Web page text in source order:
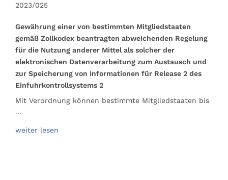
2023/025
Gewährung einer von bestimmten Mitgliedstaaten
gemäß Zollkodex beantragten abweichenden Regelung
für die Nutzung anderer Mittel als solcher der
elektronischen Datenverarbeitung zum Austausch und
zur Speicherung von Informationen für Release 2 des
Einfuhrkontrollsystems 2
Mit Verordnung können bestimmte Mitgliedstaaten bis
…
weiter lesen